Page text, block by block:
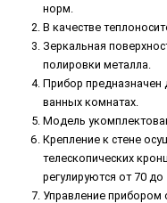
норм.
В качестве
Зеркальная
полировки металла.
Прибор предназначен
ванных комнатах.
Модель
Крепление к стене
телескопических
регулируются от 70 до
Управление прибором